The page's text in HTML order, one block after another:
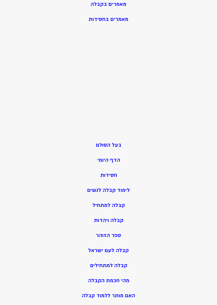
מאמרים בקבלה
מאמרים בחסידות
בעל הסולם
הדף היומי
חסידות
לימוד קבלה לנשים
קבלה למתחיל
קבלה ויהדות
ספר הזוהר
קבלה לעם ישראל
קבלה למתחילים
מהי חכמת הקבלה
האם מותר ללמוד קבלה